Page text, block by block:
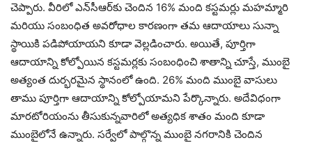
చెప్పారు. వీరిలో ఎన్‌సీఆర్‌కు చెందిన 16% మంది కస్టమర్లు మహమ్మారి
మరియు సంబంధిత అవరోధాల కారణంగా తమ ఆదాయాలు సున్నా
స్థాయికి పడిపోయాయని కూడా వెల్లడించారు. అయితే, పూర్తిగా
ఆదాయాన్ని కోల్పోయిన కస్టమర్లకు సంబంధించి శాతాన్ని చూస్తే, ముంబై
అత్యంత దుర్భరమైన స్థానంలో ఉంది. 26% మంది ముంబై వాసులు
తాము పూర్తిగా ఆదాయాన్ని కోల్పోయామని పేర్కొన్నారు. అదేవిధంగా
మారటోరియంను తీసుకున్నవారిలో అత్యధిక శాతం మంది కూడా
ముంబైలోనే ఉన్నారు. సర్వేలో పాల్గొన్న ముంబై నగరానికి చెందిన